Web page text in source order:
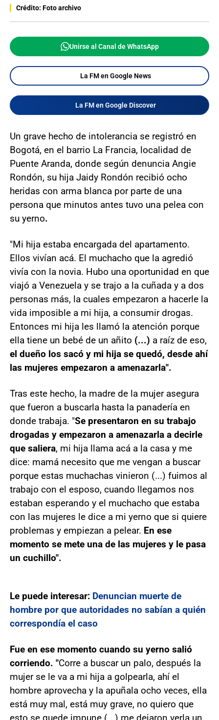
Crédito: Foto archivo
Unirse al Canal de WhatsApp
La FM en Google News
La FM en Google Discover
Un grave hecho de intolerancia se registró en
Bogotá, en el barrio La Francia, localidad de
Puente Aranda, donde según denuncia Angie
Rondón, su hija Jaidy Rondón recibió ocho
heridas con arma blanca por parte de una
persona que minutos antes tuvo una pelea con
su yerno.
"Mi hija estaba encargada del apartamento.
Ellos vivían acá. El muchacho que la agredió
vivía con la novia. Hubo una oportunidad en que
viajó a Venezuela y se trajo a la cuñada y a dos
personas más, la cuales empezaron a hacerle la
vida imposible a mi hija, a consumir drogas.
Entonces mi hija les llamó la atención porque
ella tiene un bebé de un añito (...) a raíz de eso,
el dueño los sacó y mi hija se quedó, desde ahí
las mujeres empezaron a amenazarla".
Tras este hecho, la madre de la mujer asegura
que fueron a buscarla hasta la panadería en
donde trabaja. "Se presentaron en su trabajo
drogadas y empezaron a amenazarla a decirle
que saliera, mi hija llama acá a la casa y me
dice: mamá necesito que me vengan a buscar
porque estas muchachas vinieron (...) fuimos al
trabajo con el esposo, cuando llegamos nos
estaban esperando y el muchacho que estaba
con las mujeres le dice a mi yerno que si quiere
problemas y empiezan a pelear. En ese
momento se mete una de las mujeres y le pasa
un cuchillo".
Le puede interesar: Denuncian muerte de
hombre por que autoridades no sabían a quién
correspondía el caso
Fue en ese momento cuando su yerno salió
corriendo. "Corre a buscar un palo, después la
mujer se le va a mi hija a golpearla, ahí el
hombre aprovecha y la apuñala ocho veces, ella
está muy mal, está muy grave, no quiero que